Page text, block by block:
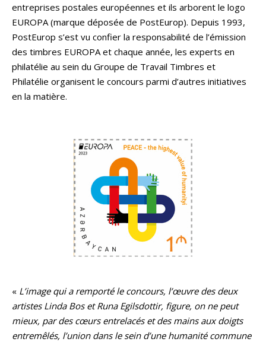
entreprises postales européennes et ils arborent le logo
EUROPA (marque déposée de PostEurop). Depuis 1993,
PostEurop s’est vu confier la responsabilité de l’émission
des timbres EUROPA et chaque année, les experts en
philatélie au sein du Groupe de Travail Timbres et
Philatélie organisent le concours parmi d’autres initiatives
en la matière.
« L’image qui a remporté le concours, l’œuvre des deux
artistes Linda Bos et Runa Egilsdottir, figure, on ne peut
mieux, par des cœurs entrelacés et des mains aux doigts
entremêlés, l’union dans le sein d’une humanité commune